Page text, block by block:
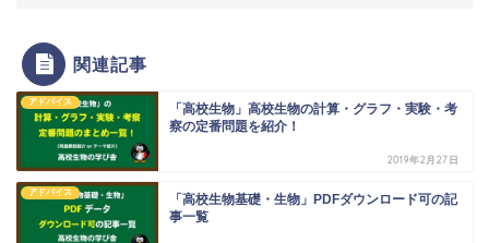
関連記事
アドバイス
「高校生物」高校生物の計算・グラフ・実験・考
察の定番問題を紹介！
2019年2月27日
アドバイス
「高校生物基礎・生物」PDFダウンロード可の記
事一覧